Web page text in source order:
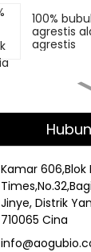
100%
agrestis
agrestis
Singa
Pasokan
Chaga
Kamar 606,Blok
Jinye, Distrik
710065 Cina